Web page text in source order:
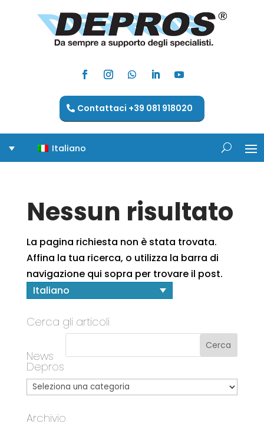
Contattaci +39 081 918020
Italiano
Nessun risultato
La pagina richiesta non è stata trovata.
Affina la tua ricerca, o utilizza la barra di
navigazione qui sopra per trovare il post.
Italiano
Cerca gli articoli
News
Depros
Archivio